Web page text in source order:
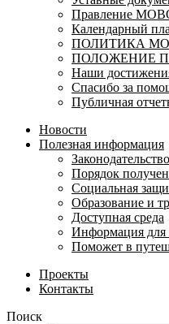
Правление
Календарный
ПОЛИТИКА
ПОЛОЖЕНИЕ
Наши
Спасибо за
Публичная
Новости
Полезная информация
Законодательство
Порядок
Социальная
Образование и
Доступная среда
Информация
Поможет в
Проекты
Контакты
Поиск